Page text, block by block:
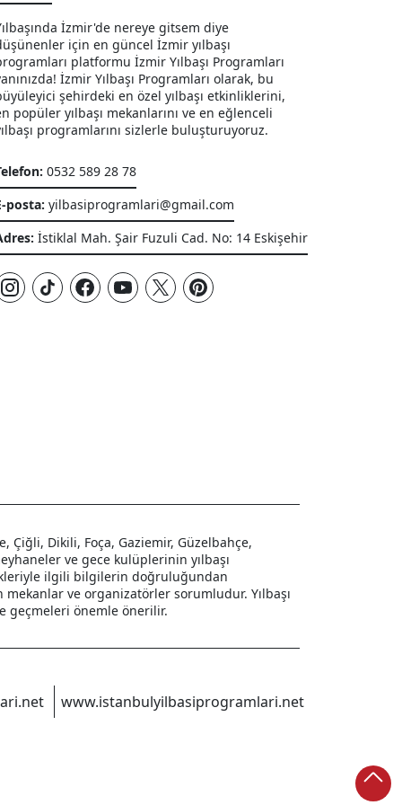
İzmir'de nereye gitsem diye
için en güncel İzmir yılbaşı
platformu İzmir Yılbaşı Programları
İzmir Yılbaşı Programları olarak, bu
şehirdeki en özel yılbaşı etkinliklerini,
popüler yılbaşı mekanlarını ve en eğlenceli
programlarını sizlerle buluşturuyoruz.
0532 589 28 78
posta: yilbasiprogramlari@gmail.com
İstiklal Mah. Şair Fuzuli Cad. No: 14 Eskişehir
Çiğli, Dikili, Foça, Gaziemir, Güzelbahçe,
ve gece kulüplerinin yılbaşı
ilgili bilgilerin doğruluğundan
ve organizatörler sorumludur. Yılbaşı
geçmeleri önemle önerilir.
www.istanbulyilbasiprogramlari.net